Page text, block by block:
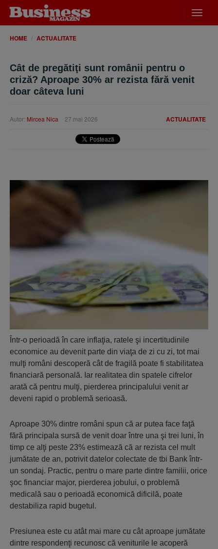
meniu
HOME ACTUALITATE
Cât de pregătiţi sunt românii pentru o
criză? Aproape 30% ar rezista fără venit
doar câteva luni
ACTUALITATE
Autor: Mircea Nica 27 mai 2026
Într-o perioadă în care inflaţia, ratele şi incertitudinile
economice au devenit parte din viaţa de zi cu zi, tot mai
mulţi români descoperă cât de fragilă poate fi stabilitatea
financiară personală. Iar realitatea din spatele cifrelor
arată că pentru mulţi, pierderea principalului venit ar
deveni rapid o problemă serioasă.
Aproape 30% dintre români spun că ar putea face faţă
fără principala sursă de venit doar între una şi trei luni, în
timp ce alţi peste 23% estimează că ar rezista cel mult
jumătate de an, potrivit datelor colectate de tbi Bank într-
un sondaj. Practic, pentru o mare parte dintre familii, orice
şoc financiar major, pierderea jobului, o problemă
medicală sau o perioadă economică dificilă, poate
destabiliza rapid bugetul.
Presiunea este cu atât mai mare cu cât aproape jumătate
dintre respondenţi recunosc că veniturile le acoperă